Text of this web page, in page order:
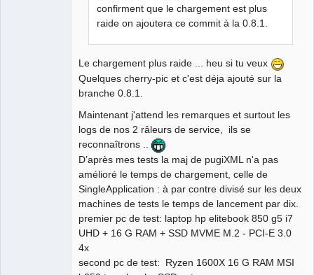
confirment que le chargement est plus
raide on ajoutera ce commit à la 0.8.1.
Le chargement plus raide ... heu si tu veux
Quelques cherry-pic et c'est déja ajouté sur la
branche 0.8.1.
Maintenant j'attend les remarques et surtout les
logs de nos 2 râleurs de service, ils se
reconnaîtrons ..
D’après mes tests la maj de pugiXML n'a pas
amélioré le temps de chargement, celle de
SingleApplication : à par contre divisé sur les deux
machines de tests le temps de lancement par dix.
premier pc de test: laptop hp elitebook 850 g5 i7
UHD + 16 G RAM + SSD MVME M.2 - PCI-E 3.0
4x
second pc de test: Ryzen 1600X 16 G RAM MSI